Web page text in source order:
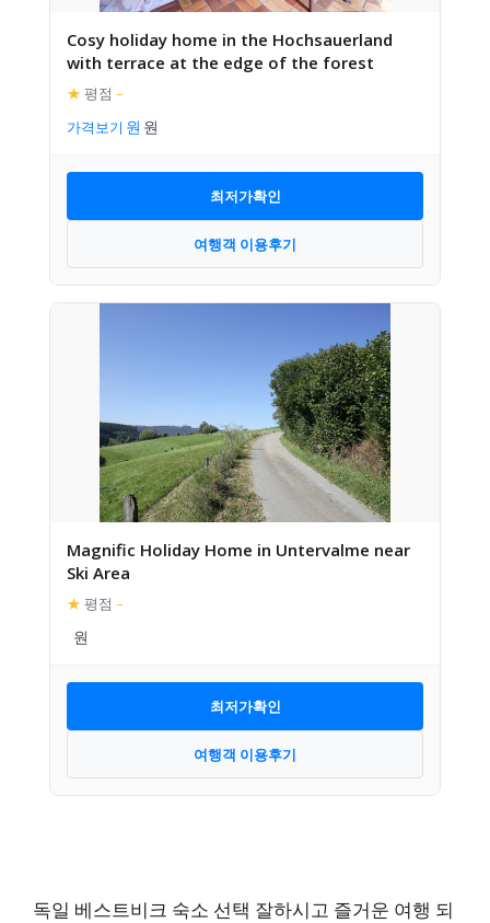
Cosy holiday home in the Hochsauerland
with terrace at the edge of the forest
★ 평점 –
가격보기
최저가확인
여행객 이용후기
Magnific Holiday Home in Untervalme near
Ski Area
★ 평점 –
최저가확인
여행객 이용후기
독일 베스트비크 숙소 선택 잘하시고 즐거운 여행 되